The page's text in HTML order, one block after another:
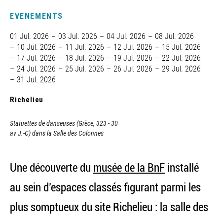
EVENEMENTS
01 Jul. 2026 03 Jul. 2026 04 Jul. 2026
08 Jul. 2026
10 Jul. 2026
11 Jul. 2026 12 Jul. 2026
15 Jul. 2026
17 Jul. 2026
18 Jul. 2026 19 Jul. 2026
22 Jul. 2026
24 Jul. 2026
25 Jul. 2026 26 Jul. 2026
29 Jul. 2026
31 Jul. 2026
Richelieu
Statuettes de danseuses (Grèce, 323 - 30
av J.-C) dans la Salle des Colonnes
Une découverte du musée de la BnF installé
au sein d’espaces classés figurant parmi les
plus somptueux du site Richelieu : la salle des